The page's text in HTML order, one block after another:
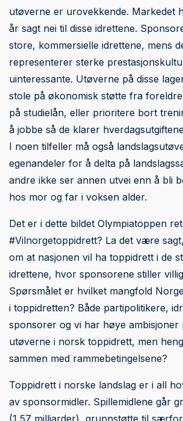
utøverne er urovekkende. Markedet
år sagt nei til disse idrettene.
store, kommersielle idrettene, mens
representerer sterke
uinteressante. Utøverne på disse
stole på økonomisk støtte fra
på studielån, eller prioritere bort
å jobbe så de klarer
I noen tilfeller må også
egenandeler for å delta på
andre ikke ser annen utvei enn å bli
hos mor og far i voksen alder.
Det er i dette bildet Olympiatoppen
#Vilnorgetoppidrett? La det være
om at nasjonen vil ha toppidrett i de
idrettene, hvor sponsorene stiller
Spørsmålet er hvilket mangfold
i toppidretten? Både partipolitikere,
sponsorer og vi har høye ambisjoner
utøverne i norsk toppidrett, men
sammen med rammebetingelsene?
Toppidrett i norske landslag er i all
av sponsormidler. Spillemidlene går
(1,57 milliarder), grunnstøtte til